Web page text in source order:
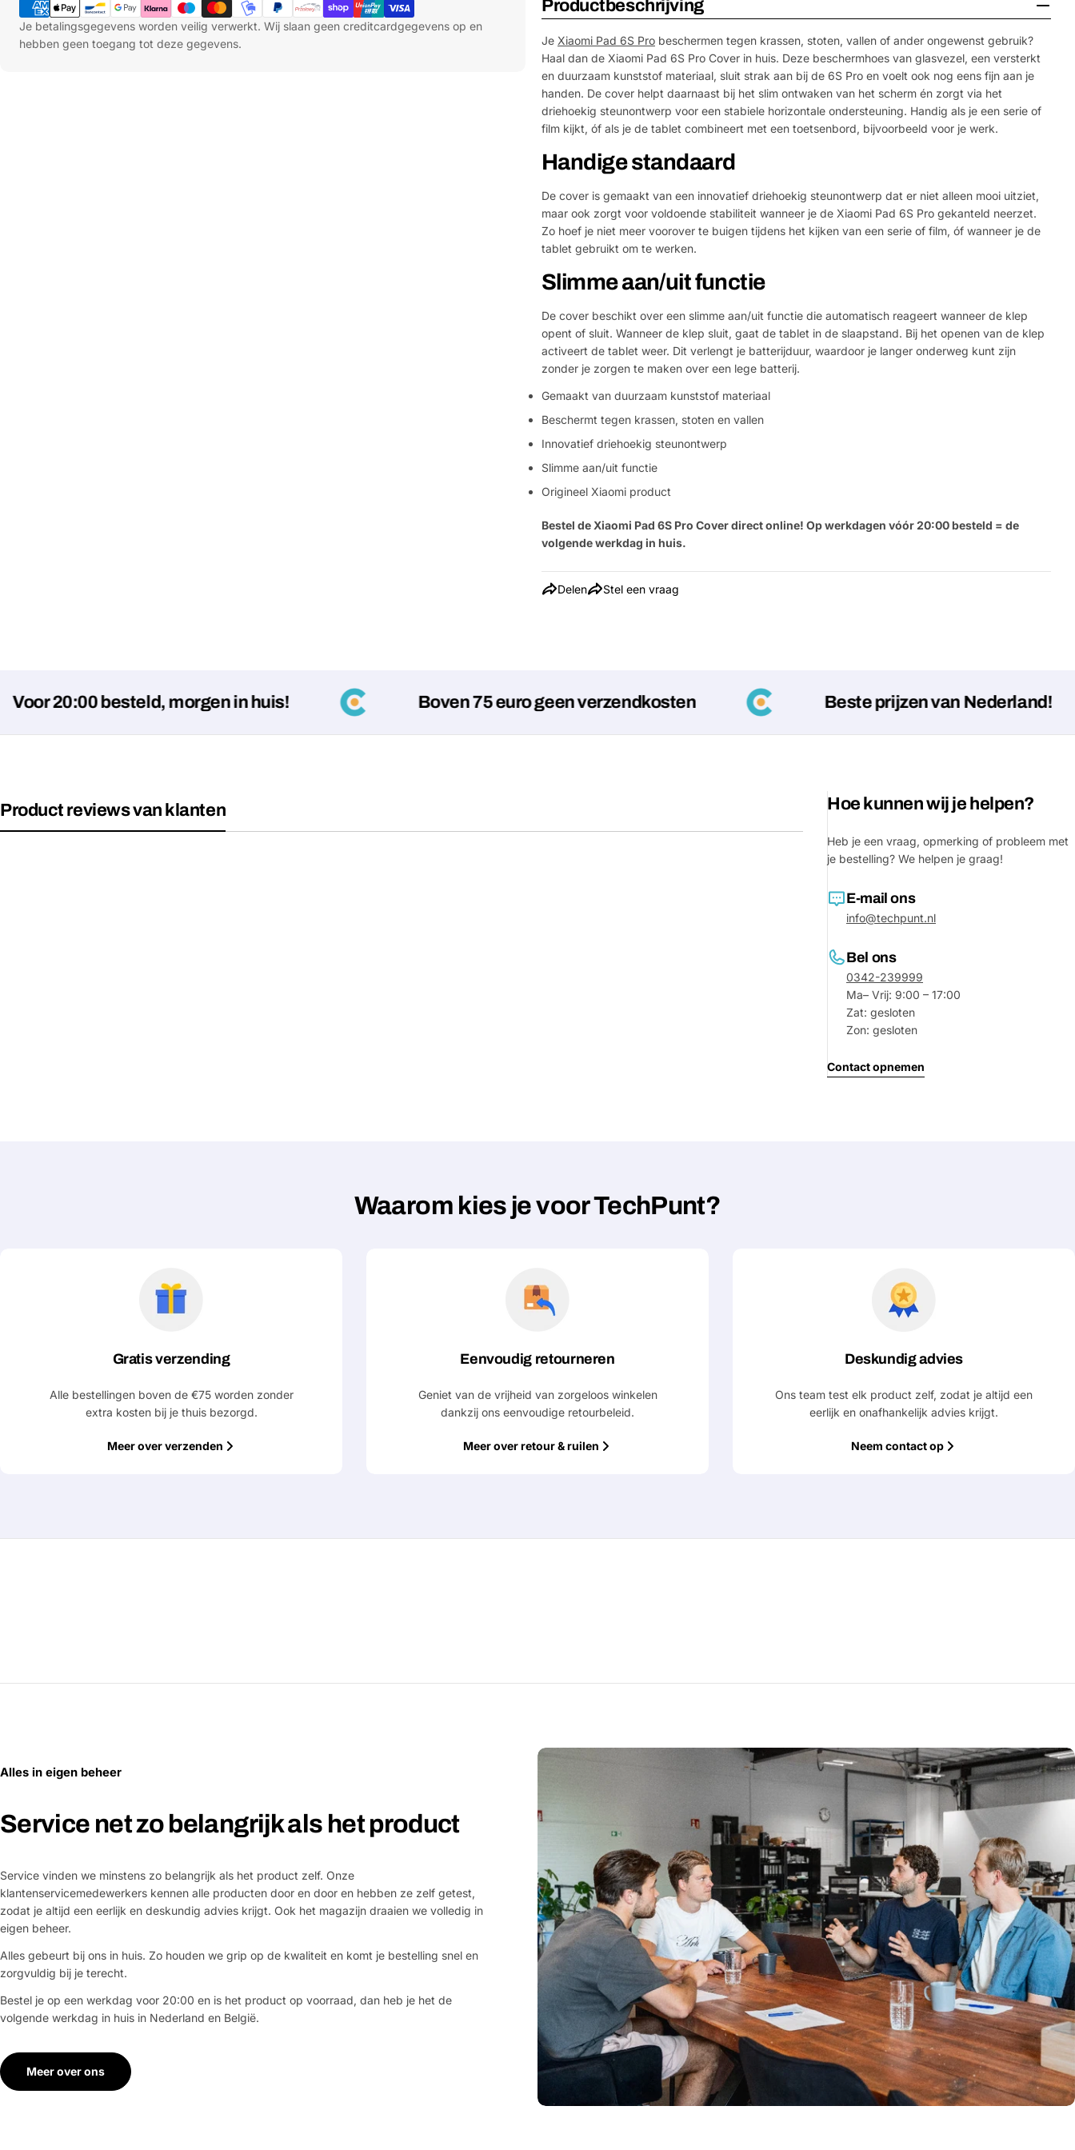
Je betalingsgegevens worden veilig verwerkt. Wij slaan geen creditcardgegevens op en
hebben geen toegang tot deze gegevens.
Productbeschrijving
Je Xiaomi Pad 6S Pro beschermen tegen krassen, stoten, vallen of ander ongewenst gebruik?
Haal dan de Xiaomi Pad 6S Pro Cover in huis. Deze beschermhoes van glasvezel, een versterkt
en duurzaam kunststof materiaal, sluit strak aan bij de 6S Pro en voelt ook nog eens fijn aan je
handen. De cover helpt daarnaast bij het slim ontwaken van het scherm én zorgt via het
driehoekig steunontwerp voor een stabiele horizontale ondersteuning. Handig als je een serie of
film kijkt, óf als je de tablet combineert met een toetsenbord, bijvoorbeeld voor je werk.
Handige standaard
De cover is gemaakt van een innovatief driehoekig steunontwerp dat er niet alleen mooi uitziet,
maar ook zorgt voor voldoende stabiliteit wanneer je de Xiaomi Pad 6S Pro gekanteld neerzet.
Zo hoef je niet meer voorover te buigen tijdens het kijken van een serie of film, óf wanneer je de
tablet gebruikt om te werken.
Slimme aan/uit functie
De cover beschikt over een slimme aan/uit functie die automatisch reageert wanneer de klep
opent of sluit. Wanneer de klep sluit, gaat de tablet in de slaapstand. Bij het openen van de klep
activeert de tablet weer. Dit verlengt je batterijduur, waardoor je langer onderweg kunt zijn
zonder je zorgen te maken over een lege batterij.
Gemaakt van duurzaam kunststof materiaal
Beschermt tegen krassen, stoten en vallen
Innovatief driehoekig steunontwerp
Slimme aan/uit functie
Origineel Xiaomi product
Bestel de Xiaomi Pad 6S Pro Cover direct online! Op werkdagen vóór 20:00 besteld = de
volgende werkdag in huis.
Delen Stel een vraag
20:00 besteld, morgen in huis! Boven 75 euro geen verzendkosten Beste prijzen van Nederland!
Product reviews van klanten Hoe kunnen wij je helpen?
Heb je een vraag, opmerking of probleem met
je bestelling? We helpen je graag!
E-mail ons
info@techpunt.nl
Bel ons
0342-239999
Ma– Vrij: 9:00 – 17:00
Zat: gesloten
Zon: gesloten
Contact opnemen
Waarom kies je voor TechPunt?
Gratis verzending
Alle bestellingen boven de €75 worden zonder
extra kosten bij je thuis bezorgd.
Meer over verzenden
Eenvoudig retourneren
Geniet van de vrijheid van zorgeloos winkelen
dankzij ons eenvoudige retourbeleid.
Meer over retour & ruilen
Deskundig advies
Ons team test elk product zelf, zodat je altijd een
eerlijk en onafhankelijk advies krijgt.
Neem contact op
Alles in eigen beheer
Service net zo belangrijk als het product
Service vinden we minstens zo belangrijk als het product zelf. Onze
klantenservicemedewerkers kennen alle producten door en door en hebben ze zelf getest,
zodat je altijd een eerlijk en deskundig advies krijgt. Ook het magazijn draaien we volledig in
eigen beheer.
Alles gebeurt bij ons in huis. Zo houden we grip op de kwaliteit en komt je bestelling snel en
zorgvuldig bij je terecht.
Bestel je op een werkdag voor 20:00 en is het product op voorraad, dan heb je het de
volgende werkdag in huis in Nederland en België.
Meer over ons